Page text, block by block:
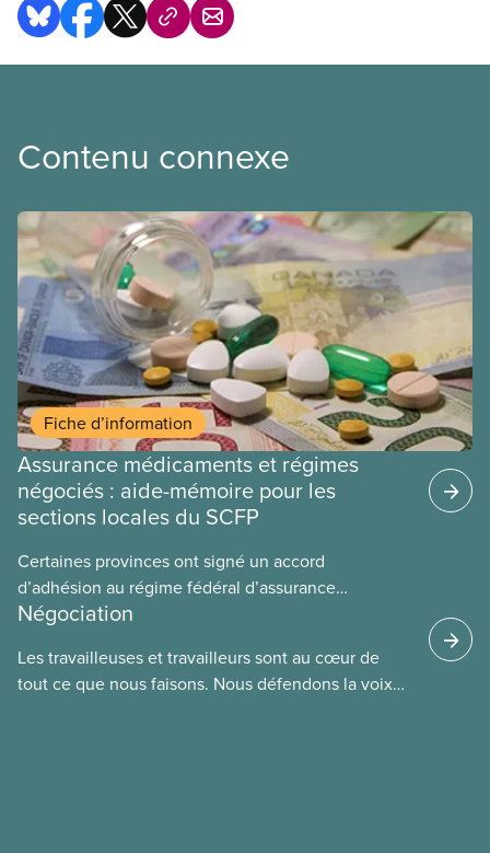
Contenu connexe
Fiche d’information
Assurance médicaments et régimes
négociés : aide-mémoire pour les
sections locales du SCFP
Certaines provinces ont signé un accord
d’adhésion au régime fédéral d’assurance
médicaments. Les sections locales du SCFP dans
régime pourrait avoir sur leurs avantages
sociaux actuels.
Négociation
Les travailleuses et travailleurs sont au cœur de
tout ce que nous faisons. Nous défendons la voix